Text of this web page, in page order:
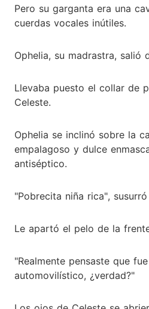
Pero su garganta era una
cuerdas vocales inútiles.
Ophelia, su madrastra, salió
Llevaba puesto el collar de
Celeste.
Ophelia se inclinó sobre la
empalagoso y dulce
antiséptico.
"Pobrecita niña rica", susurró
Le apartó el pelo de la
"Realmente pensaste que
automovilístico, ¿verdad?"